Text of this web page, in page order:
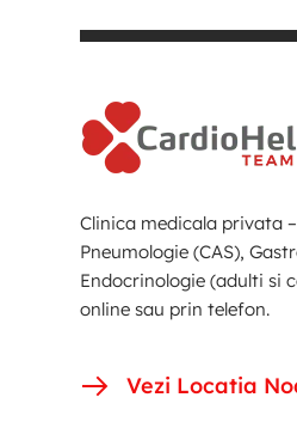
Clinica medicala privata
Pneumologie (CAS),
Endocrinologie (adulti si
online sau prin telefon.
Vezi Locatia